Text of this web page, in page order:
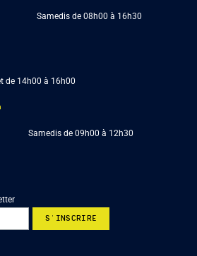
Samedis de 08h00 à 16h30
et de 14h00 à 16h00
Samedis de 09h00 à 12h30